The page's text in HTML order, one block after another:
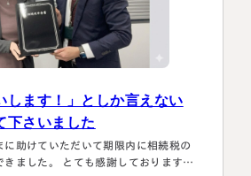
大宮事務所
〒330-0854
します！」としか言えない
下さいました
に助けていただいて期限内に相続税の
きました。 とても感謝しております。